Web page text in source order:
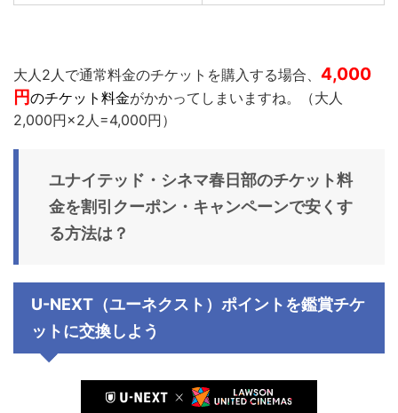
大人2人で通常料金のチケットを購入する場合、 4,000
円のチケット料金がかかってしまいますね。（大人
2,000円×2人=4,000円）
ユナイテッド・シネマ春日部のチケット料
金を割引クーポン・キャンペーンで安くす
る方法は？
U-NEXT（ユーネクスト）ポイントを鑑賞チケ
ットに交換しよう